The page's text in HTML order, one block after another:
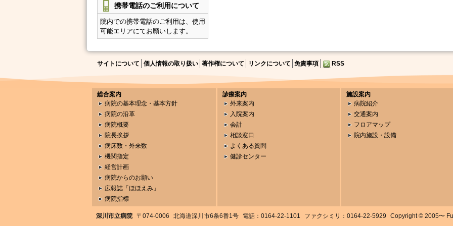
携帯電話のご利用について
院内での携帯電話のご利用は、使用
可能エリアにてお願いします。
サイトについて 個人情報の取り扱い 著作権について リンクについて 免責事項 RSS
総合案内
病院の基本理念・基本方針
病院の沿革
病院概要
院長挨拶
病床数・外来数
機関指定
経営計画
病院からのお願い
広報誌「ほほえみ」
病院指標
診療案内
外来案内
入院案内
会計
相談窓口
よくある質問
健診センター
施設案内
病院紹介
交通案内
フロアマップ
院内施設・設備
深川市立病院 〒074-0006 北海道深川市6条6番1号 電話：0164-22-1101 ファクシミリ：0164-22-5929 Copyright © 2005〜